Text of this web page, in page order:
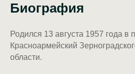
Биография
Родился 13 августа 1957 года в
Красноармейский
области.